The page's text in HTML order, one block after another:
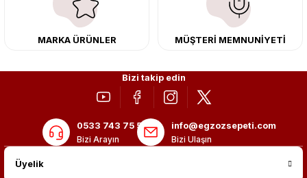
MARKA ÜRÜNLER MÜŞTERİ MEMNUNİYETİ
Bizi takip edin
0533 743 75 56
Bizi Arayın
info@egzozsepeti.com
Bizi Ulaşın
Üyelik